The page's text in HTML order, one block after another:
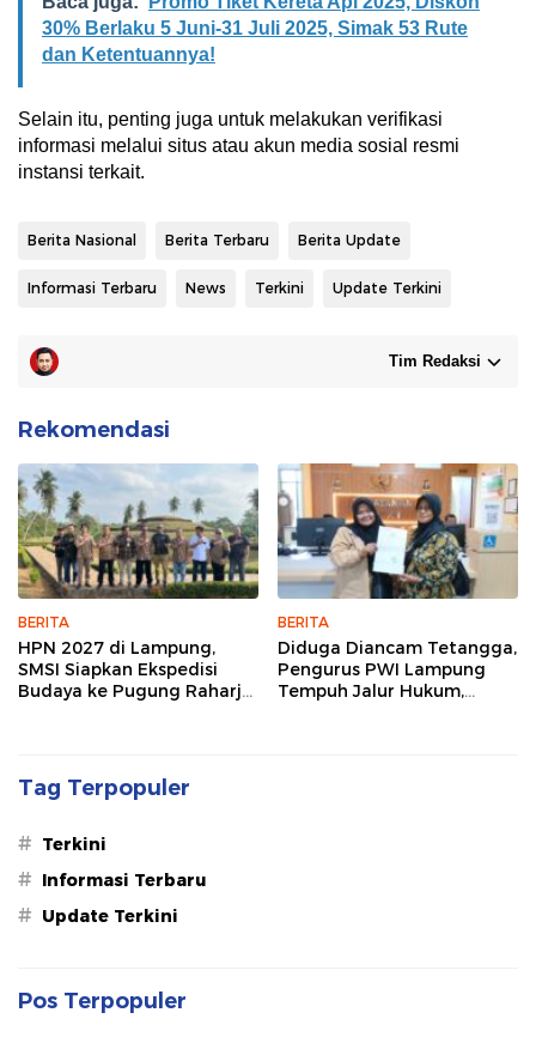
30% Berlaku 5 Juni-31 Juli 2025, Simak 53 Rute
dan Ketentuannya!
Selain itu, penting juga untuk melakukan verifikasi
informasi melalui situs atau akun media sosial resmi
instansi terkait.
Berita Nasional Berita Terbaru Berita Update
Informasi Terbaru News Terkini Update Terkini
Tim Redaksi
Rekomendasi
BERITA
HPN 2027 di Lampung,
SMSI Siapkan Ekspedisi
Budaya ke Pugung Raharjo
BERITA
Diduga Diancam Tetangga,
Pengurus PWI Lampung
Tempuh Jalur Hukum,
Tag Terpopuler
# Terkini
# Informasi Terbaru
# Update Terkini
Pos Terpopuler